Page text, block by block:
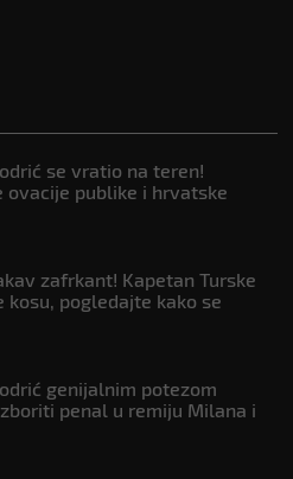
se vratio na teren!
ovacije publike i hrvatske
zafrkant! Kapetan Turske
kosu, pogledajte kako se
genijalnim potezom
penal u remiju Milana i